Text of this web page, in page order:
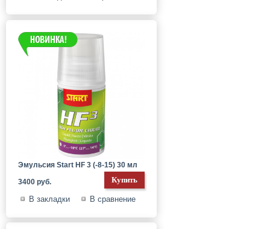
Эмульсия Start HF 3 (-8-15) 30 мл
3400 руб.
В закладки В сравнение